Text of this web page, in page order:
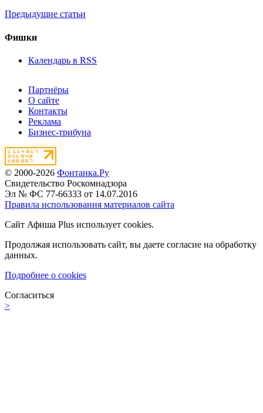
Предыдущие статьи
Фишки
Календарь в RSS
Партнёры
О сайте
Контакты
Реклама
Бизнес-трибуна
© 2000-2026 Фонтанка.Ру
Свидетельство Роскомнадзора
Эл № ФС 77-66333 от 14.07.2016
Правила использования материалов сайта
Сайт Афиша Plus использует cookies.
Продолжая использовать сайт, вы даете согласие на обработку
данных.
Подробнее о cookies
Согласиться
>